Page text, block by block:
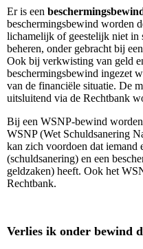
Er is een
beschermingsbewind worden
lichamelijk of geestelijk niet in
beheren, onder gebracht bij
Ook bij verkwisting van geld
beschermingsbewind ingezet
van de financiële situatie. De
uitsluitend via de Rechtbank
Bij een WSNP-bewind
WSNP (Wet Schuldsanering
kan zich voordoen dat
(schuldsanering) en een
geldzaken) heeft. Ook het
Rechtbank.
Verlies ik onder bewind